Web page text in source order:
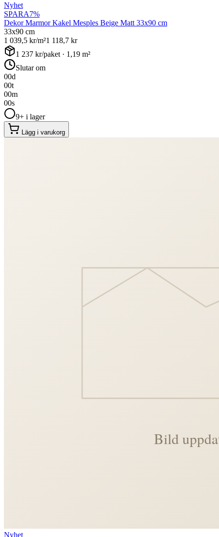
Nyhet
SPARA7%
Dekor Marmor Kakel Mesples Beige Matt 33x90 cm
33x90 cm
1 039,5 kr/m²1 118,7 kr
1 237 kr/paket · 1,19 m²
Slutar om
00d
00t
00m
00s
9+ i lager
Lägg i varukorg
Nyhet